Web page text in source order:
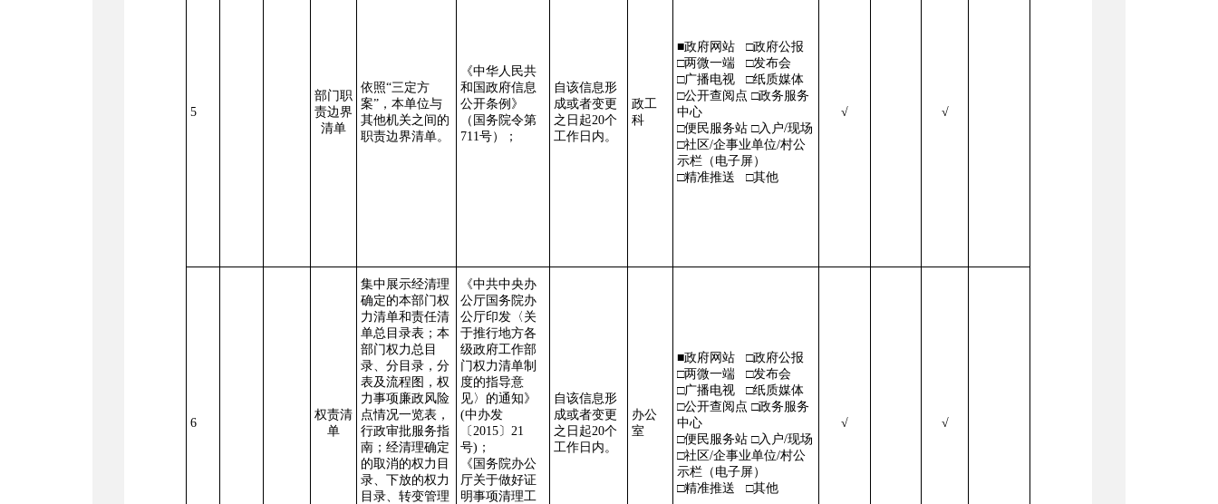
5
部门职
责边界
清单
依照“三定方
案”，本单位与
其他机关之间的
职责边界清单。
《中华人民共
和国政府信息
公开条例》
（国务院令第
711号）；
自该信息形
成或者变更
之日起20个
工作日内。
政工
科
■政府网站 □政府公报
□两微一端 □发布会
□广播电视 □纸质媒体
□公开查阅点 □政务服务
中心
□便民服务站 □入户/现场
□社区/企事业单位/村公
示栏（电子屏）
□精准推送 □其他
√ √
6
权责清
单
集中展示经清理
确定的本部门权
力清单和责任清
单总目录表；本
部门权力总目
录、分目录，分
表及流程图，权
力事项廉政风险
点情况一览表，
行政审批服务指
南；经清理确定
的取消的权力目
录、下放的权力
目录、转变管理
《中共中央办
公厅国务院办
公厅印发〈关
于推行地方各
级政府工作部
门权力清单制
度的指导意
见〉的通知》
(中办发
〔2015〕21
号)；
《国务院办公
厅关于做好证
明事项清理工
自该信息形
成或者变更
之日起20个
工作日内。
办公
室
■政府网站 □政府公报
□两微一端 □发布会
□广播电视 □纸质媒体
□公开查阅点 □政务服务
中心
□便民服务站 □入户/现场
□社区/企事业单位/村公
示栏（电子屏）
□精准推送 □其他
√ √